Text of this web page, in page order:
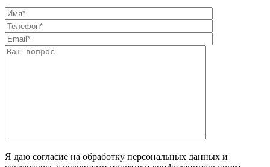
Я даю согласие на обработку персональных данных и